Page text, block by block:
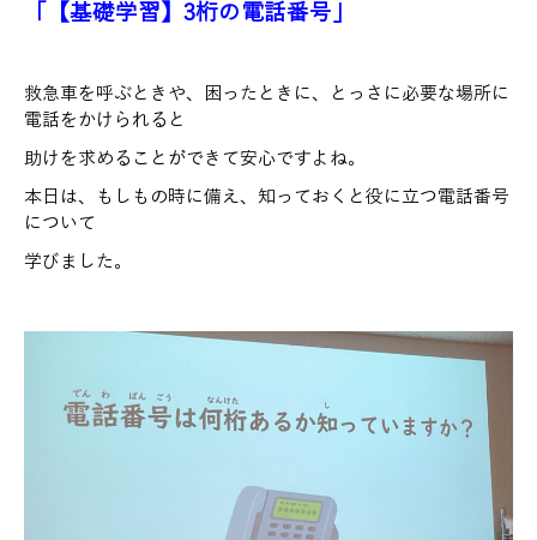
「【基礎学習】3桁の電話番号」
救急車を呼ぶときや、困ったときに、とっさに必要な場所に
電話をかけられると
助けを求めることができて安心ですよね。
本日は、もしもの時に備え、知っておくと役に立つ電話番号
について
学びました。